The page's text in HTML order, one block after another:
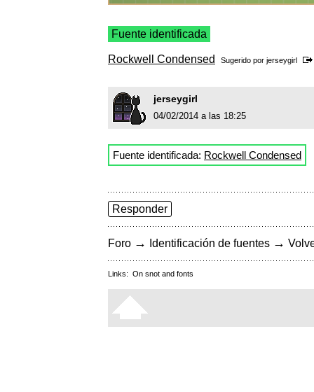
Fuente identificada
Rockwell Condensed Sugerido por jerseygirl
jerseygirl
04/02/2014 a las 18:25
Fuente identificada: Rockwell Condensed
Responder
Foro → Identificación de fuentes →
Links: On snot and fonts